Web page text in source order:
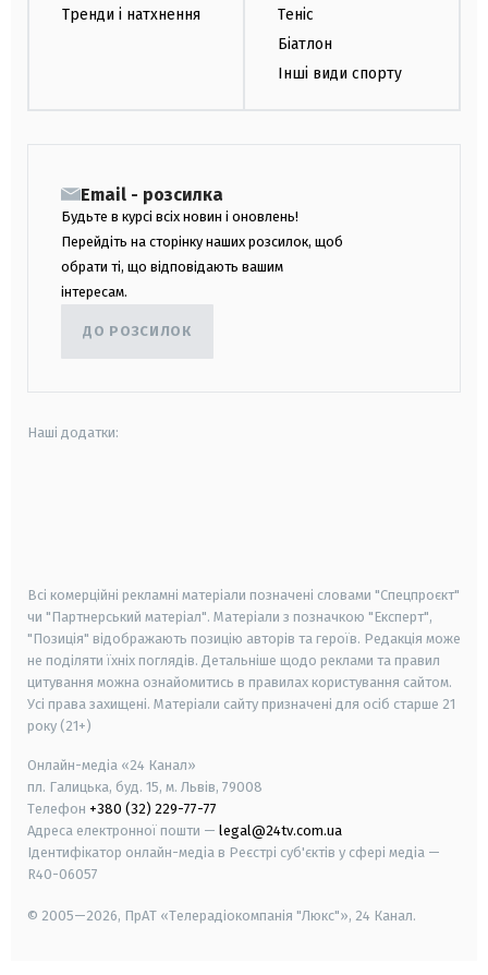
Тренди і натхнення
Теніс
Біатлон
Інші види спорту
Email - розсилка
Будьте в курсі всіх новин і оновлень!
Перейдіть на сторінку наших розсилок, щоб
обрати ті, що відповідають вашим
інтересам.
ДО РОЗСИЛОК
Наші додатки:
Всі комерційні рекламні матеріали позначені словами "Спецпроєкт"
чи "Партнерський матеріал". Матеріали з позначкою "Експерт",
"Позиція" відображають позицію авторів та героїв. Редакція може
не поділяти їхніх поглядів. Детальніше щодо реклами та правил
цитування можна ознайомитись в правилах користування сайтом.
Усі права захищені. Матеріали сайту призначені для осіб старше 21
року (21+)
Онлайн-медіа «24 Канал»
пл. Галицька, буд. 15, м. Львів, 79008
Телефон +380 (32) 229-77-77
Адреса електронної пошти — legal@24tv.com.ua
Ідентифікатор онлайн-медіа в Реєстрі суб'єктів у сфері медіа —
R40-06057
© 2005—2026, ПрАТ «Телерадіокомпанія "Люкс"», 24 Канал.